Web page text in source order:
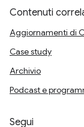
Contenuti
Aggiornamenti di
Case study
Archivio
Podcast e
Segui